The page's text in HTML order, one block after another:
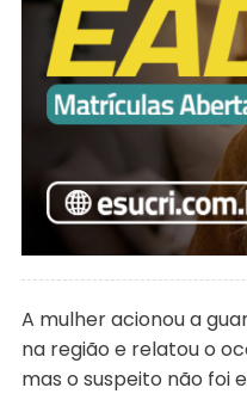
A mulher acionou a
na região e relatou o
mas o suspeito não foi